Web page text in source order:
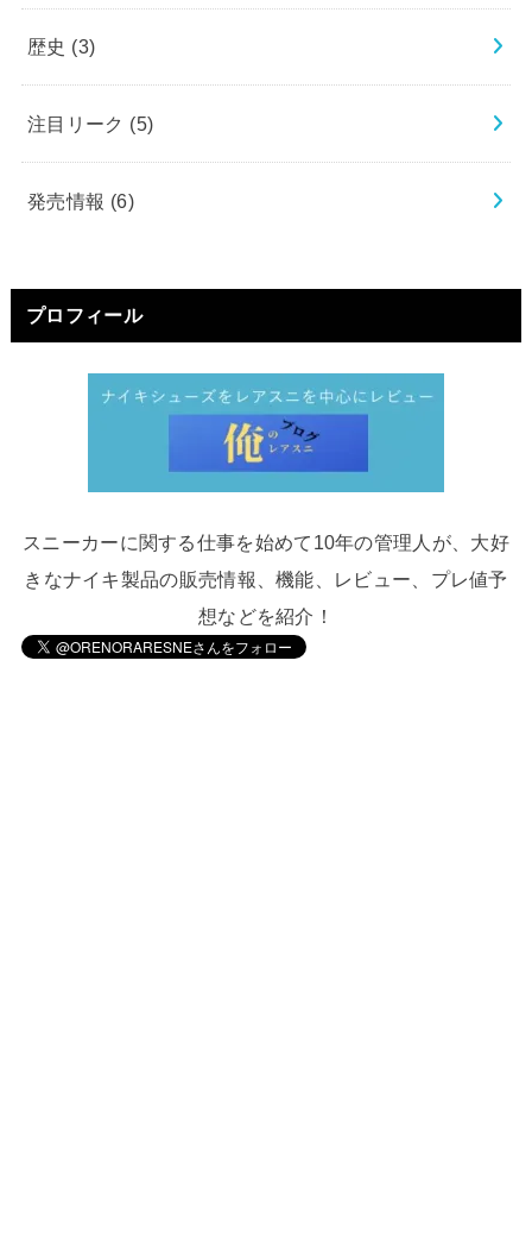
歴史 (3)
注目リーク (5)
発売情報 (6)
プロフィール
スニーカーに関する仕事を始めて10年の管理人が、大好
きなナイキ製品の販売情報、機能、レビュー、プレ値予
想などを紹介！